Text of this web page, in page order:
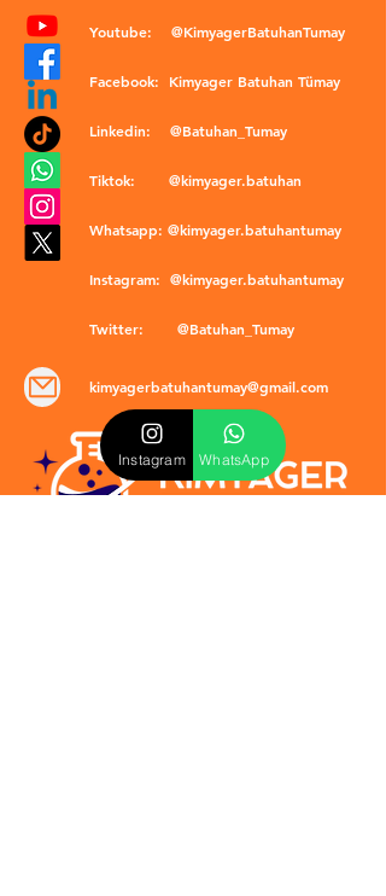
Youtube: @KimyagerBatuhanTumay
Facebook: Kimyager Batuhan Tümay
Linkedin: @Batuhan_Tumay
Tiktok: @kimyager.batuhan
Whatsapp: @kimyager.batuhantumay
Instagram: @kimyager.batuhantumay
Twitter: @Batuhan_Tumay
kimyagerbatuhantumay@gmail.com
Instagram WhatsApp